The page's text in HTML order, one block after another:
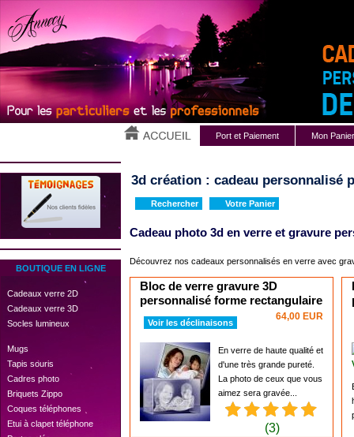
Port et Paiement Mon Panier
BOUTIQUE EN LIGNE
 Cadeaux verre 2D
 Cadeaux verre 3D
 Socles lumineux
 Mugs
 Tapis souris
 Cadres photo
 Briquets Zippo
 Coques téléphones
 Etui à clapet téléphone
3d création : cadeau personnalisé
Rechercher Votre Panier
Cadeau photo 3d en verre et gravure
Découvrez nos cadeaux personnalisés en verre avec
Bloc de verre gravure 3D
personnalisé forme rectangulaire
Voir les déclinaisons
64,00 EUR
En verre de haute qualité et
d'une très grande pureté.
La photo de ceux que vous
aimez sera gravée...
(3)